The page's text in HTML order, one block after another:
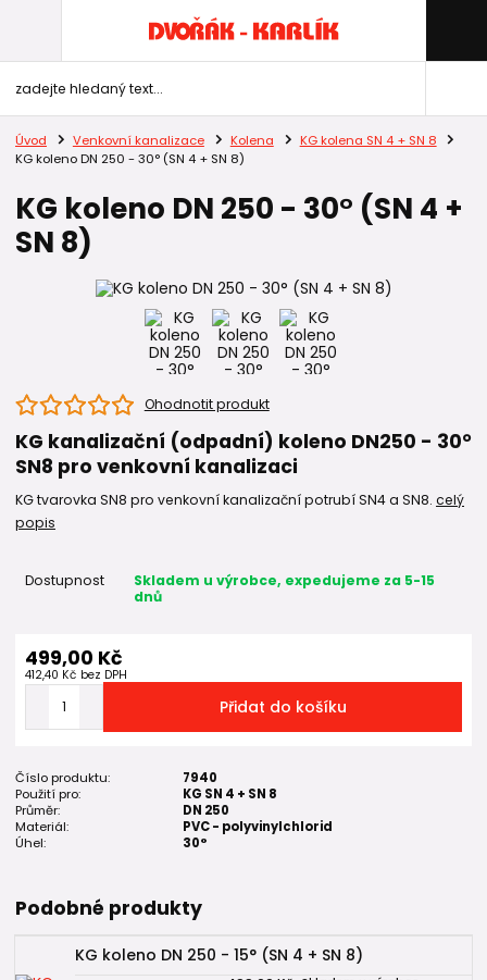
Úvod Venkovní kanalizace Kolena
KG kolena SN 4 + SN 8
KG koleno DN 250 - 30° (SN 4 + SN 8)
KG koleno DN 250 - 30° (SN 4 +
SN 8)
Ohodnotit produkt
KG kanalizační (odpadní) koleno DN250 - 30°
SN8 pro venkovní kanalizaci
KG tvarovka SN8 pro venkovní kanalizační potrubí SN4 a SN8. celý
popis
Dostupnost
Skladem u výrobce, expedujeme za 5-15
dnů
499,00 Kč
412,40 Kč bez DPH
Přidat do košíku
Číslo produktu:
7940
Použití pro:
KG SN 4 + SN 8
Průměr:
DN 250
Materiál:
PVC - polyvinylchlorid
Úhel:
30°
Podobné produkty
KG koleno DN 250 - 15° (SN 4 + SN 8)